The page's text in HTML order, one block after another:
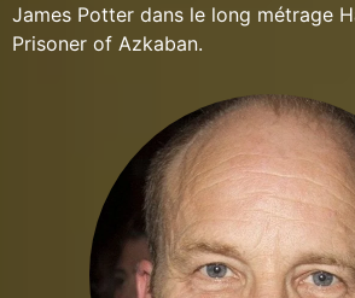
James Potter dans le long métrage
Prisoner of Azkaban.